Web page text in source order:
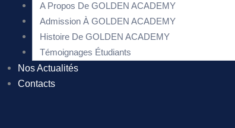
A Propos De GOLDEN ACADEMY
Admission À GOLDEN ACADEMY
Histoire De GOLDEN ACADEMY
Témoignages Étudiants
Nos Actualités
Contacts